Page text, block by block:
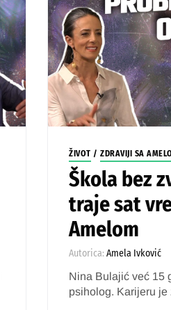
ŽIVOT / ZDRAVIJI SA
Škola bez
traje sat
Amelom
Autorica: Amela Ivković
Nina Bulajić već 15
psiholog. Karijeru